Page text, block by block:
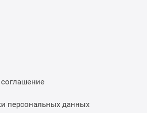
персональных данных